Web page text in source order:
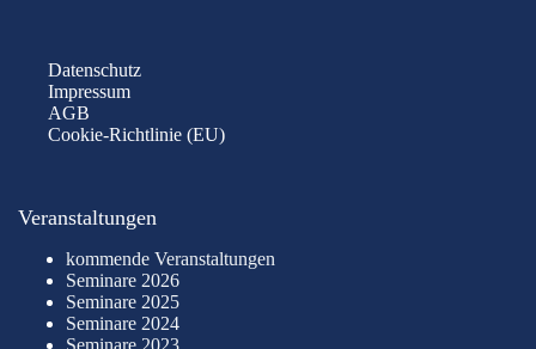
Datenschutz
Impressum
AGB
Cookie-Richtlinie (EU)
Veranstaltungen
kommende Veranstaltungen
Seminare 2026
Seminare 2025
Seminare 2024
Seminare 2023